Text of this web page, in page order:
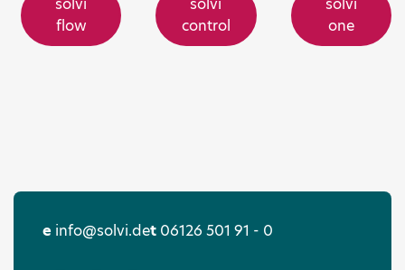
flow
control
one
e info@solvi.det 06126 501 91 - 0